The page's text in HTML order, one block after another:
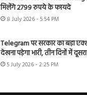
मिलेंगे 2799 रुपये के फायदे
8 July 2026 - 5:54 PM
Telegram पर सरकार का बड़ा
देखना पड़ेगा भारी, तीन दिनों में
5 July 2026 - 2:25 PM